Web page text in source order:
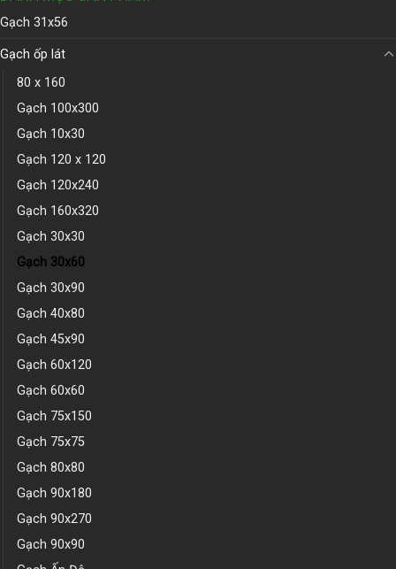
Gạch 31x56
Gạch ốp lát
80 x 160
Gạch 100x300
Gạch 10x30
Gạch 120 x 120
Gạch 120x240
Gạch 160x320
Gạch 30x30
Gạch 30x60
Gạch 30x90
Gạch 40x80
Gạch 45x90
Gạch 60x120
Gạch 60x60
Gạch 75x150
Gạch 75x75
Gạch 80x80
Gạch 90x180
Gạch 90x270
Gạch 90x90